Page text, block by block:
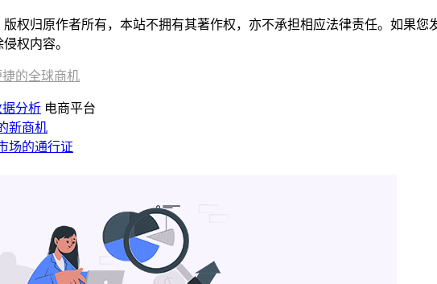
权归原作者所有，本站不拥有其著作权，亦不承担相应法律责任。如果您
权内容。
的全球商机
据分析 电商平台
新商机
场的通行证